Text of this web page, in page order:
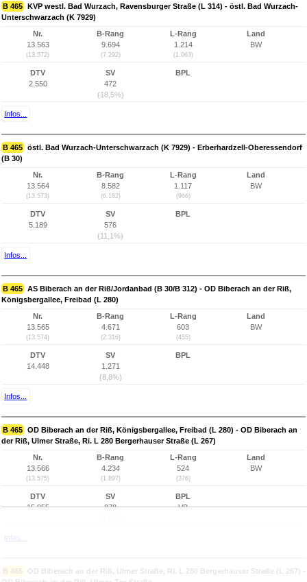
B 465 KVP westl. Bad Wurzach, Ravensburger Straße (L 314) - östl. Bad Wurzach-
Unterschwarzach (K 7929)
Nr.
13.563
(13.572)
B-Rang
9.694
(7.292)
L-Rang
1.214
(1.063)
Land
BW
DTV
2.550
SV
472
(18,5%)
BPL
Infos...
B 465 östl. Bad Wurzach-Unterschwarzach (K 7929) - Erberhardzell-Oberessendorf
(B 30)
Nr.
13.564
(13.573)
B-Rang
8.582
(6.182)
L-Rang
1.117
(966)
Land
BW
DTV
5.189
SV
576
(11,1%)
BPL
Infos...
B 465 AS Biberach an der Riß/Jordanbad (B 30/B 312) - OD Biberach an der Riß,
Königsbergallee, Freibad (L 280)
Nr.
13.565
(13.574)
B-Rang
4.671
(2.316)
L-Rang
603
(455)
Land
BW
DTV
14.448
SV
1.271
(8,8%)
BPL
Infos...
B 465 OD Biberach an der Riß, Königsbergallee, Freibad (L 280) - OD Biberach an
der Riß, Ulmer Straße, Ri. L 280 Bergerhauser Straße (L 267)
Nr.
13.566
(13.575)
B-Rang
4.234
(1.897)
L-Rang
524
(376)
Land
BW
DTV
15.955
SV
878
BPL
VB
Infos...
B 465
OD Biberach an der Riß, Ulmer Straße, Ri. L 280 Bergerhauser Straße (L 267) -